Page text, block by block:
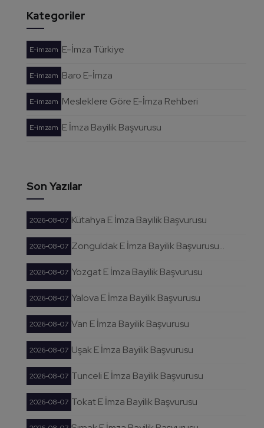
Kategoriler
E-imzam E-İmza Türkiye
E-imzam Baro E-İmza
E-imzam Mesleklere Göre E-İmza Rehberi
E-imzam E İmza Bayilik Başvurusu
Son Yazılar
2026-08-07 Kütahya E İmza Bayilik Başvurusu
2026-08-07 Zonguldak E İmza Bayilik Başvurusu...
2026-08-07 Yozgat E İmza Bayilik Başvurusu
2026-08-07 Yalova E İmza Bayilik Başvurusu
2026-08-07 Van E İmza Bayilik Başvurusu
2026-08-07 Uşak E İmza Bayilik Başvurusu
2026-08-07 Tunceli E İmza Bayilik Başvurusu
2026-08-07 Tokat E İmza Bayilik Başvurusu